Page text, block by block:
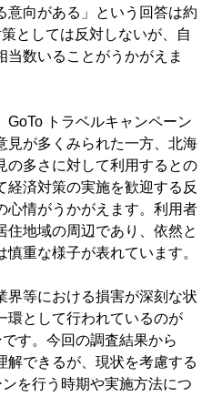
意向がある」という回答は約
としては反対しないが、自
数いることがうかがえま
GoTo トラベルキャンペーン
見が多くみられた一方、北海
の多さに対して利用するとの
済対策の実施を歓迎する反
心情がうかがえます。利用者
地域の周辺であり、依然と
重な様子が表れています。
界等における損害が深刻な状
環として行われているのが
す。今回の調査結果から
解できるが、現状を考慮する
を行う時期や実施方法につ